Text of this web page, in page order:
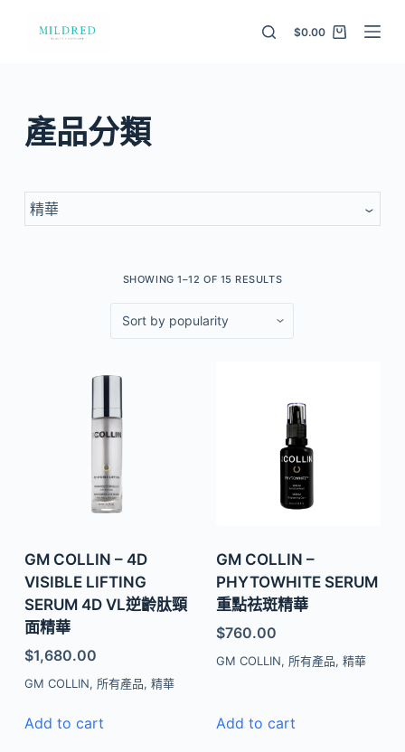
o
$0.00
SHOWING 1–12 OF 15 RESULTS
GM COLLIN – 4D
VISIBLE LIFTING
SERUM 4D VL逆齡肽頸
面精華
$1,680.00
GM COLLIN, 所有產品, 精華
Add to cart
GM COLLIN –
PHYTOWHITE SERUM
重點祛斑精華
$760.00
GM COLLIN, 所有產品, 精華
Add to cart
產品分類
精華